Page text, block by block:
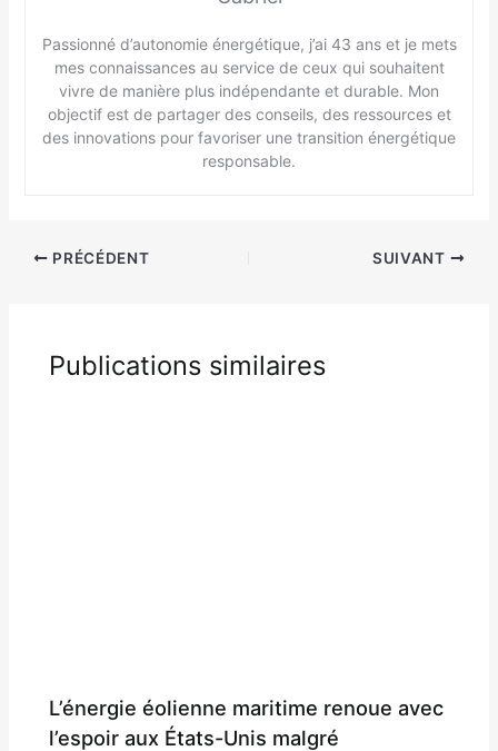
Passionné d’autonomie énergétique, j’ai 43 ans et je mets
mes connaissances au service de ceux qui souhaitent
vivre de manière plus indépendante et durable. Mon
objectif est de partager des conseils, des ressources et
des innovations pour favoriser une transition énergétique
responsable.
PRÉCÉDENT SUIVANT
Publications similaires
L’énergie éolienne maritime renoue avec
l’espoir aux États-Unis malgré